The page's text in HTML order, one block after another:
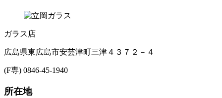
ガラス店
広島県東広島市安芸津町三津４３７２－４
(F専) 0846-45-1940
所在地